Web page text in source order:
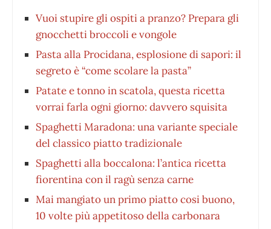
Vuoi stupire gli ospiti a pranzo? Prepara gli
gnocchetti broccoli e vongole
Pasta alla Procidana, esplosione di sapori: il
segreto è “come scolare la pasta”
Patate e tonno in scatola, questa ricetta
vorrai farla ogni giorno: davvero squisita
Spaghetti Maradona: una variante speciale
del classico piatto tradizionale
Spaghetti alla boccalona: l’antica ricetta
fiorentina con il ragù senza carne
Mai mangiato un primo piatto cosi buono,
10 volte più appetitoso della carbonara